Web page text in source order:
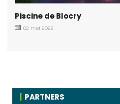
Piscine de Blocry
02 mei 2022
PARTNERS